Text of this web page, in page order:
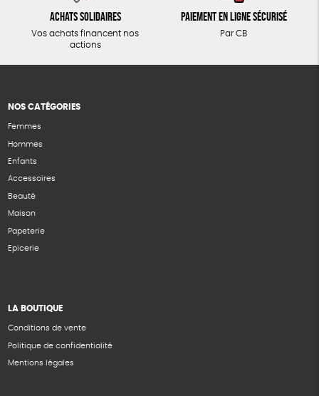
Achats solidaires
Vos achats financent nos
actions
Paiement en ligne sécurisé
Par CB
NOS CATÉGORIES
Femmes
Hommes
Enfants
Accessoires
Beauté
Maison
Papeterie
Epicerie
LA BOUTIQUE
Conditions de vente
Politique de confidentialité
Mentions légales